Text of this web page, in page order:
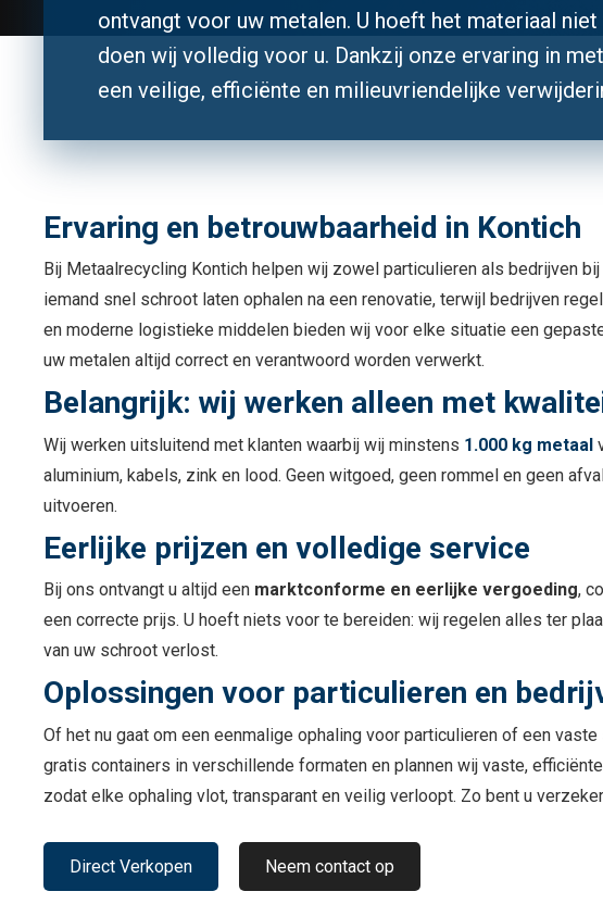
ontvangt voor uw metalen. U hoeft het materiaal
doen wij volledig voor u. Dankzij onze ervaring in
een veilige, efficiënte en milieuvriendelijke
Ervaring en betrouwbaarheid in Kontich
Bij Metaalrecycling Kontich helpen wij zowel particulieren als bedrijven
iemand snel schroot laten ophalen na een renovatie, terwijl bedrijven
en moderne logistieke middelen bieden wij voor elke situatie een
uw metalen altijd correct en verantwoord worden verwerkt.
Belangrijk: wij werken alleen met
Wij werken uitsluitend met klanten waarbij wij minstens 1.000 kg metaal
aluminium, kabels, zink en lood. Geen witgoed, geen rommel en geen
uitvoeren.
Eerlijke prijzen en volledige service
Bij ons ontvangt u altijd een marktconforme en eerlijke vergoeding,
een correcte prijs. U hoeft niets voor te bereiden: wij regelen alles ter
van uw schroot verlost.
Oplossingen voor particulieren en
Of het nu gaat om een eenmalige ophaling voor particulieren of een
gratis containers in verschillende formaten en plannen wij vaste,
zodat elke ophaling vlot, transparant en veilig verloopt. Zo bent u
Direct Verkopen Neem contact op